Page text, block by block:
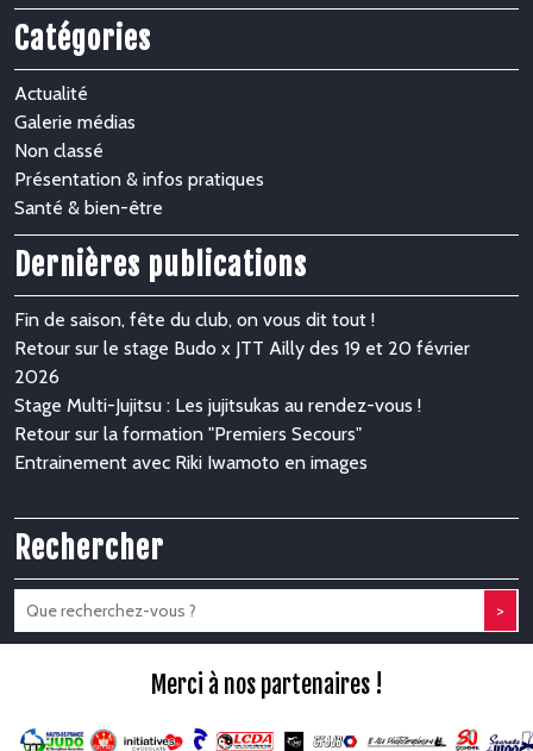
Catégories
Actualité
Galerie médias
Non classé
Présentation & infos pratiques
Santé & bien-être
Dernières publications
Fin de saison, fête du club, on vous dit tout !
Retour sur le stage Budo x JTT Ailly des 19 et 20 février
2026
Stage Multi-Jujitsu : Les jujitsukas au rendez-vous !
Retour sur la formation "Premiers Secours"
Entrainement avec Riki Iwamoto en images
Rechercher
>
Merci à nos partenaires !